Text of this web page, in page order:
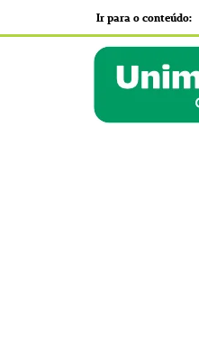
Ir para o conteúdo: